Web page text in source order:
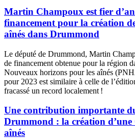
Martin Champoux est fier
financement pour la création
aînés dans Drummond
Le député de Drummond, Martin
de financement obtenue pour la région
Nouveaux horizons pour les aînés
pour 2023 est similaire à celle de
fracassé un record localement !
Une contribution importante
Drummond : la création d’une
aînés